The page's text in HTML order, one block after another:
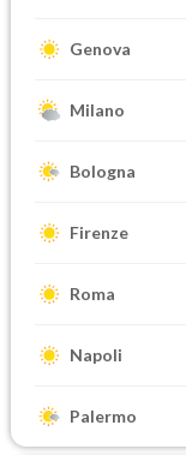
Genova
Milano
Bologna
Firenze
Roma
Napoli
Palermo